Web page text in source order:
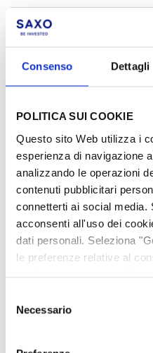
Consenso Dettagli
POLITICA SUI COOKIE
Questo sito Web utilizza i
esperienza di navigazione
analizzando le operazioni
contenuti pubblicitari
connetterti ai social media.
acconsenti all'uso dei
dati personali. Seleziona
le preferenze relative al
preferenze o revocare il
politica sui cookie qui
delNecessario
Non sei ancora un
Scopri di più sulle nostre